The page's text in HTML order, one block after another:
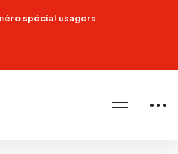
spécial usagers